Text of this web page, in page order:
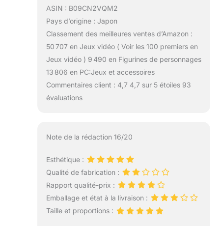
ASIN : B09CN2VQM2
Pays d’origine : Japon
Classement des meilleures ventes d’Amazon :
50 707 en Jeux vidéo ( Voir les 100 premiers en
Jeux vidéo ) 9 490 en Figurines de personnages
13 806 en PC:Jeux et accessoires
Commentaires client : 4,7 4,7 sur 5 étoiles 93
évaluations
Note de la rédaction 16/20
Esthétique :
Qualité de fabrication :
Rapport qualité-prix :
Emballage et état à la livraison :
Taille et proportions :